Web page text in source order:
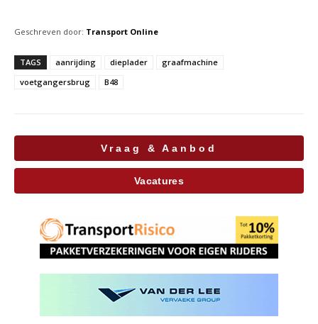
Geschreven door: Transport Online
TAGS aanrijding dieplader
graafmachine
voetgangersbrug
B48
Vraag & Aanbod
Vacatures